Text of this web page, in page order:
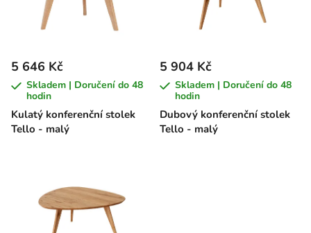
r
o
d
u
k
Kulatý konferenční stolek
Tello - malý
5 646 Kč
Skladem | Doručení do 48
hodin
Dubový konferenční stolek
Tello - malý
5 904 Kč
Skladem | Doručení do 48
hodin